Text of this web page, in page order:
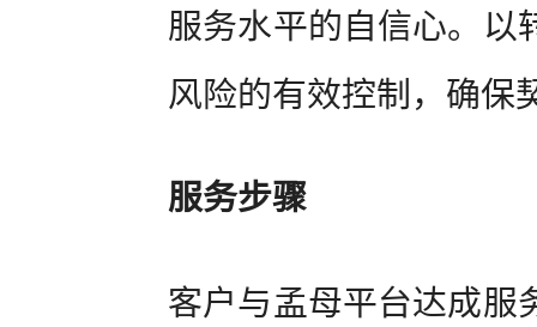
服务水平的自信心。以
风险的有效控制，确保
服务步骤
客户与孟母平台达成服